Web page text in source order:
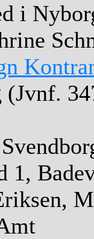
i
(Jvnf.
1,